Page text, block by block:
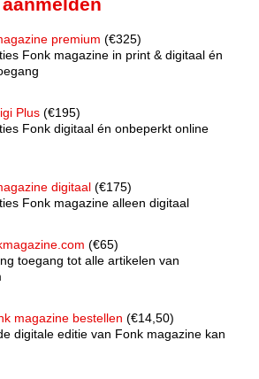
premium (€325)
Fonk magazine in print & digitaal én
Plus (€195)
Fonk digitaal én onbeperkt online
digitaal (€175)
Fonk magazine alleen digitaal
(€65)
toegang tot alle artikelen van
magazine bestellen (€14,50)
digitale editie van Fonk magazine kan